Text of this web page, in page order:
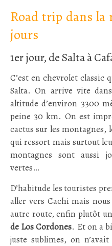
Road trip dans la
jours
1er jour, de Salta à
C’est en chevrolet classic
Salta. On arrive vite
altitude d’environ 3300
peine 30 km. On est
cactus sur les
qui ressort mais surtout
montagnes sont aussi
vertes…
D’habitude les touristes
aller vers Cachi mais
autre route, enfin plutôt
de Los Cordones. Et on a
juste sublimes, on